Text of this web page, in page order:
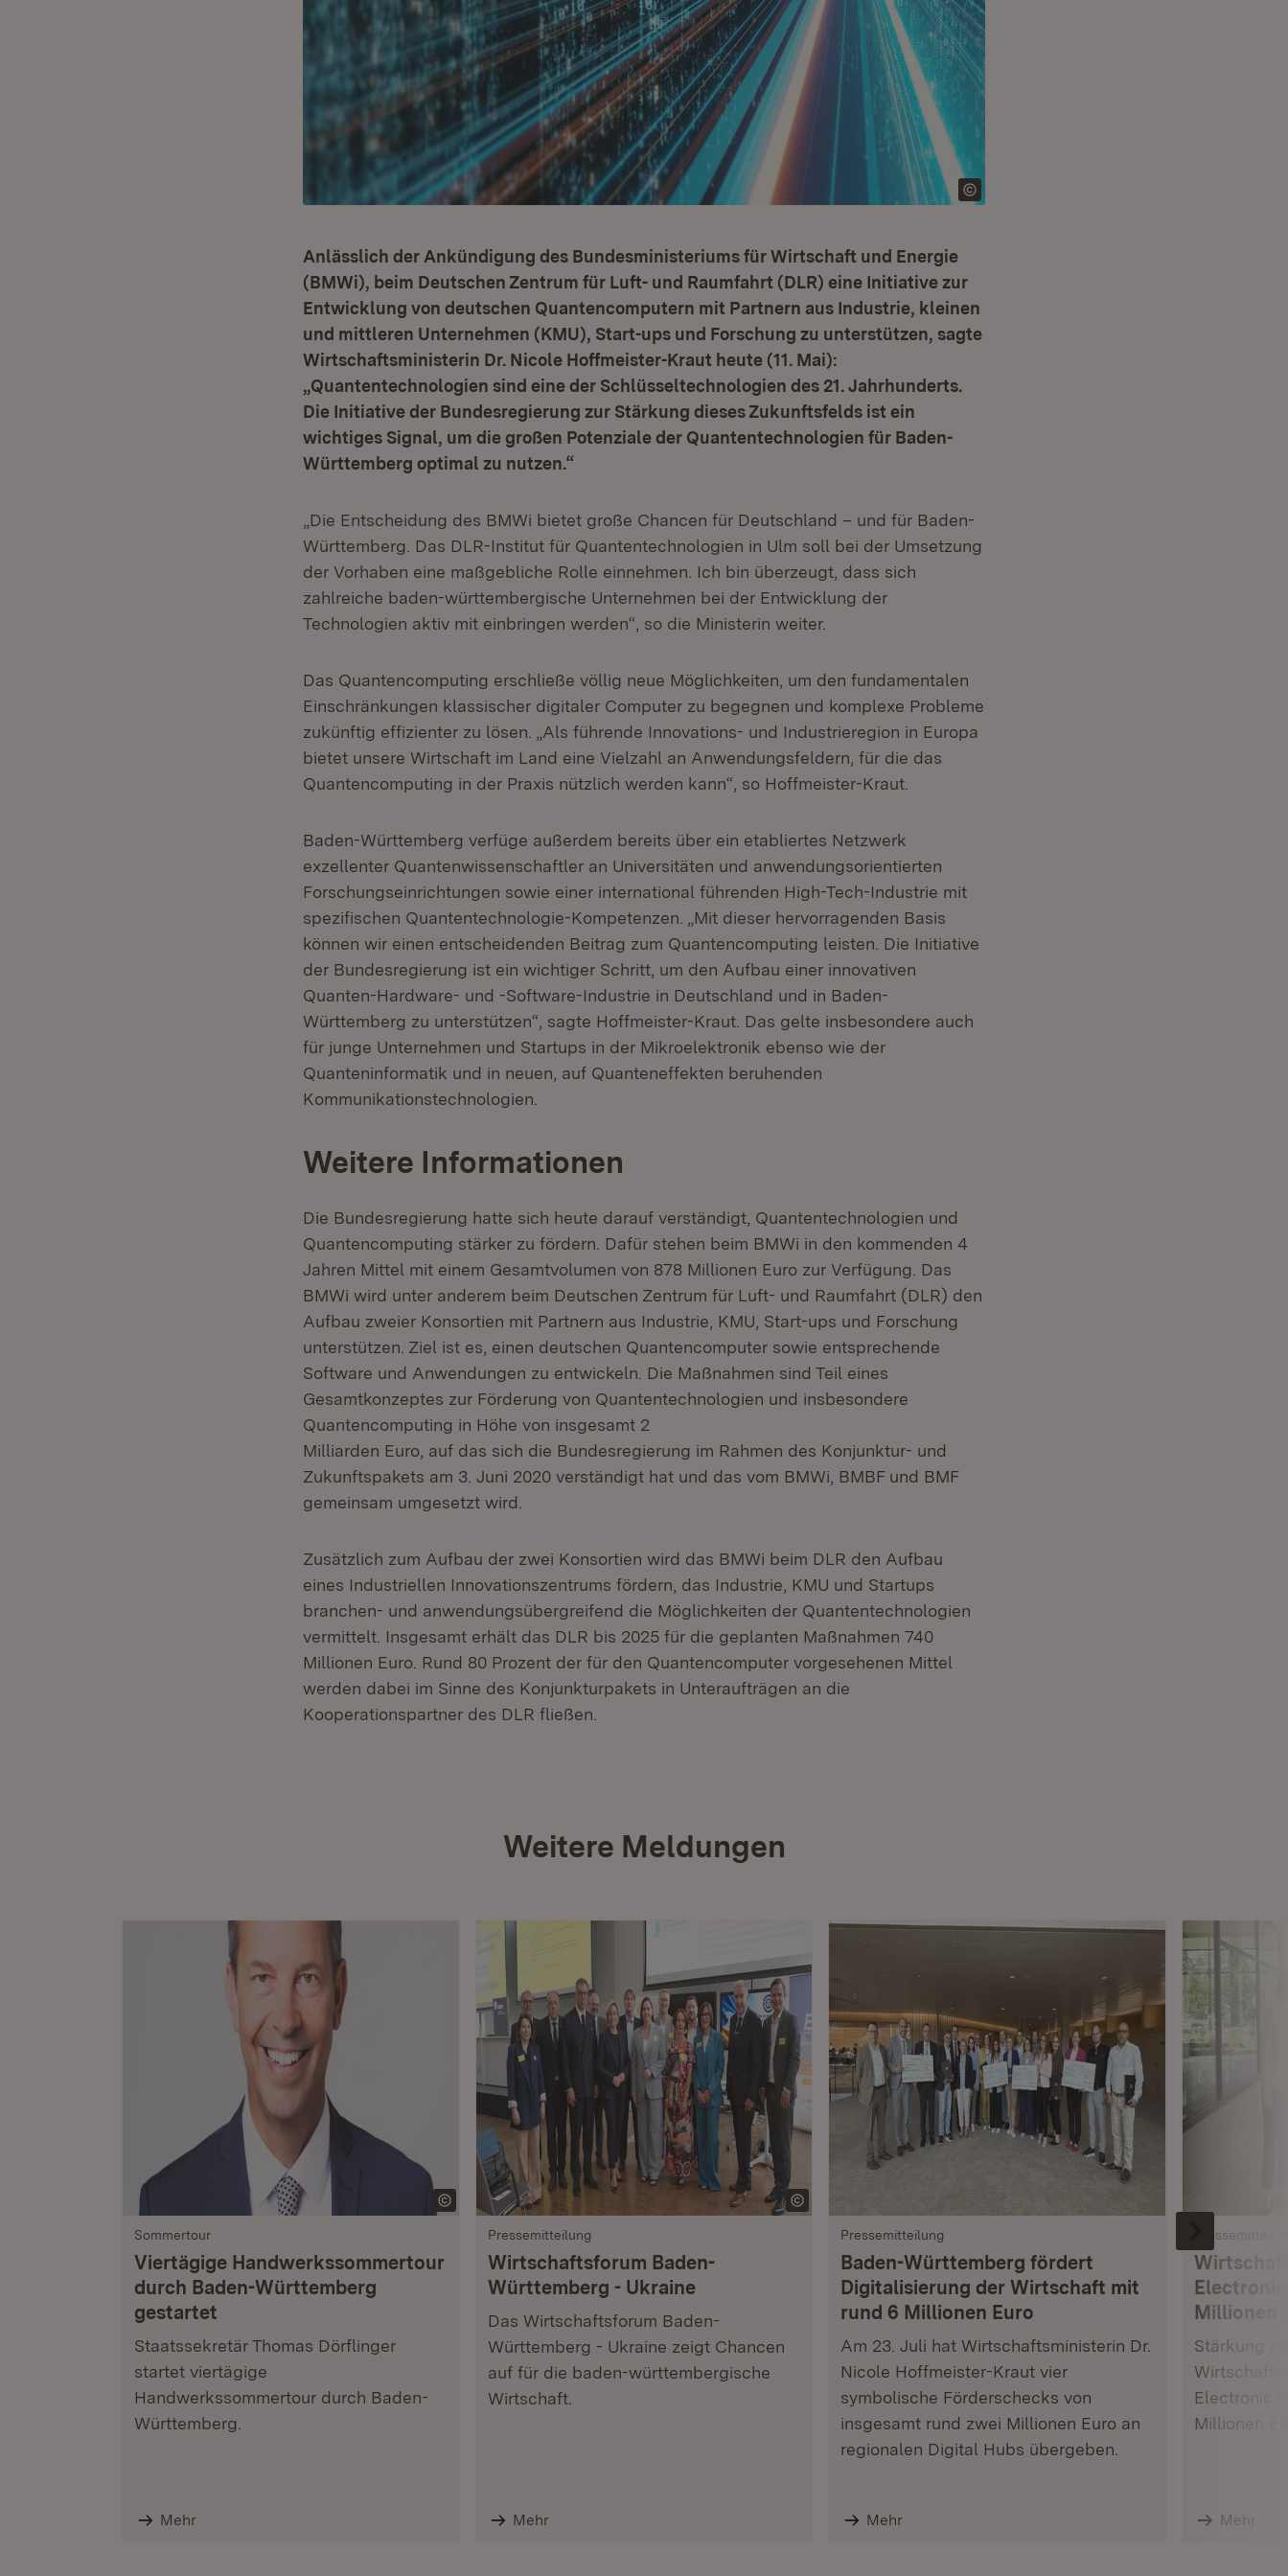
Anlässlich der Ankündigung des Bundesministeriums für Wirtschaft und Energie
(BMWi), beim Deutschen Zentrum für Luft- und Raumfahrt (DLR) eine Initiative zur
Entwicklung von deutschen Quantencomputern mit Partnern aus Industrie, kleinen
und mittleren Unternehmen (KMU), Start-ups und Forschung zu unterstützen, sagte
Wirtschaftsministerin Dr. Nicole Hoffmeister-Kraut heute (11. Mai):
„Quantentechnologien sind eine der Schlüsseltechnologien des 21. Jahrhunderts.
Die Initiative der Bundesregierung zur Stärkung dieses Zukunftsfelds ist ein
wichtiges Signal, um die großen Potenziale der Quantentechnologien für Baden-
Württemberg optimal zu nutzen.“
„Die Entscheidung des BMWi bietet große Chancen für Deutschland – und für Baden-
Württemberg. Das DLR-Institut für Quantentechnologien in Ulm soll bei der Umsetzung
der Vorhaben eine maßgebliche Rolle einnehmen. Ich bin überzeugt, dass sich
zahlreiche baden-württembergische Unternehmen bei der Entwicklung der
Technologien aktiv mit einbringen werden“, so die Ministerin weiter.
Das Quantencomputing erschließe völlig neue Möglichkeiten, um den fundamentalen
Einschränkungen klassischer digitaler Computer zu begegnen und komplexe Probleme
zukünftig effizienter zu lösen. „Als führende Innovations- und Industrieregion in Europa
bietet unsere Wirtschaft im Land eine Vielzahl an Anwendungsfeldern, für die das
Quantencomputing in der Praxis nützlich werden kann“, so Hoffmeister-Kraut.
Baden-Württemberg verfüge außerdem bereits über ein etabliertes Netzwerk
exzellenter Quantenwissenschaftler an Universitäten und anwendungsorientierten
Forschungseinrichtungen sowie einer international führenden High-Tech-Industrie mit
spezifischen Quantentechnologie-Kompetenzen. „Mit dieser hervorragenden Basis
können wir einen entscheidenden Beitrag zum Quantencomputing leisten. Die Initiative
der Bundesregierung ist ein wichtiger Schritt, um den Aufbau einer innovativen
Quanten-Hardware- und -Software-Industrie in Deutschland und in Baden-
Württemberg zu unterstützen“, sagte Hoffmeister-Kraut. Das gelte insbesondere auch
für junge Unternehmen und Startups in der Mikroelektronik ebenso wie der
Quanteninformatik und in neuen, auf Quanteneffekten beruhenden
Kommunikationstechnologien.
Weitere Informationen
Die Bundesregierung hatte sich heute darauf verständigt, Quantentechnologien und
Quantencomputing stärker zu fördern. Dafür stehen beim BMWi in den kommenden 4
Jahren Mittel mit einem Gesamtvolumen von 878 Millionen Euro zur Verfügung. Das
BMWi wird unter anderem beim Deutschen Zentrum für Luft- und Raumfahrt (DLR) den
Aufbau zweier Konsortien mit Partnern aus Industrie, KMU, Start-ups und Forschung
unterstützen. Ziel ist es, einen deutschen Quantencomputer sowie entsprechende
Software und Anwendungen zu entwickeln. Die Maßnahmen sind Teil eines
Gesamtkonzeptes zur Förderung von Quantentechnologien und insbesondere
Quantencomputing in Höhe von insgesamt 2
Milliarden Euro, auf das sich die Bundesregierung im Rahmen des Konjunktur- und
Zukunftspakets am 3. Juni 2020 verständigt hat und das vom BMWi, BMBF und BMF
gemeinsam umgesetzt wird.
Zusätzlich zum Aufbau der zwei Konsortien wird das BMWi beim DLR den Aufbau
eines Industriellen Innovationszentrums fördern, das Industrie, KMU und Startups
branchen- und anwendungsübergreifend die Möglichkeiten der Quantentechnologien
vermittelt. Insgesamt erhält das DLR bis 2025 für die geplanten Maßnahmen 740
Millionen Euro. Rund 80 Prozent der für den Quantencomputer vorgesehenen Mittel
werden dabei im Sinne des Konjunkturpakets in Unteraufträgen an die
Kooperationspartner des DLR fließen.
Weitere Meldungen
Sommertour
Viertägige Handwerkssommertour
durch Baden-Württemberg
gestartet
Staatssekretär Thomas Dörflinger
startet viertägige
Handwerkssommertour durch Baden-
Württemberg.
Mehr
Pressemitteilung
Wirtschaftsforum Baden-
Württemberg - Ukraine
Das Wirtschaftsforum Baden-
Württemberg - Ukraine zeigt Chancen
auf für die baden-württembergische
Wirtschaft.
Mehr
Pressemitteilung
Baden-Württemberg fördert
Digitalisierung der Wirtschaft mit
rund 6 Millionen Euro
Am 23. Juli hat Wirtschaftsministerin Dr.
Nicole Hoffmeister-Kraut vier
symbolische Förderschecks von
insgesamt rund zwei Millionen Euro an
regionalen Digital Hubs übergeben.
Mehr
Millionen
Stärkung
Electronic
Millionen
Mehr